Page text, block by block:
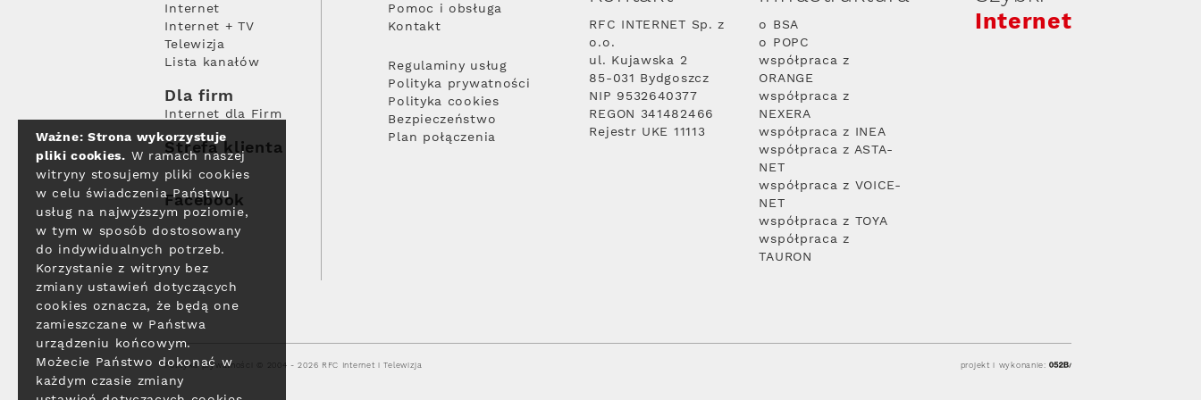
Internet
Internet + TV
Telewizja
Lista kanałów
Dla firm
Internet dla Firm
Strefa klienta
Facebook
Pomoc i obsługa
Kontakt
Regulaminy usług
Polityka prywatności
Polityka cookies
Bezpieczeństwo
Plan połączenia
RFC INTERNET Sp. z
o.o.
ul. Kujawska 2
85-031 Bydgoszcz
NIP 9532640377
REGON 341482466
Rejestr UKE 11113
o BSA
o POPC
współpraca z
ORANGE
współpraca z
NEXERA
współpraca z INEA
współpraca z ASTA-
NET
współpraca z VOICE-
NET
współpraca z TOYA
współpraca z
TAURON
Internet
Polityka prywatności © 2004 - 2026 RFC Internet i Telewizja projekt i wykonanie:
Ważne: Strona wykorzystuje
pliki cookies. W ramach naszej
witryny stosujemy pliki cookies
w celu świadczenia Państwu
usług na najwyższym poziomie,
w tym w sposób dostosowany
do indywidualnych potrzeb.
Korzystanie z witryny bez
zmiany ustawień dotyczących
cookies oznacza, że będą one
zamieszczane w Państwa
urządzeniu końcowym.
Możecie Państwo dokonać w
każdym czasie zmiany